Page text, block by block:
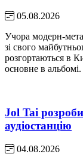
05.08.2026
Учора модерн-
зі свого
розгортаються в
основне в альбомі.
Jol Tai
аудіостанцію
04.08.2026